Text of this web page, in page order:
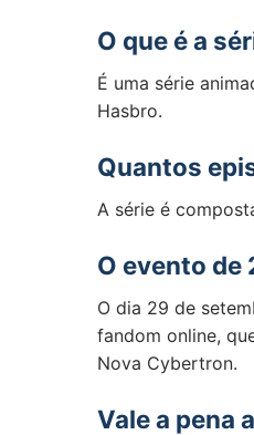
O que é a
É uma série
Hasbro.
Quantos
A série é
O evento de
O dia 29 de
fandom online,
Nova Cybertron.
Vale a pena